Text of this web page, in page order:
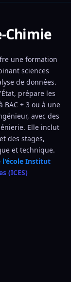
Chimie
une formation
sciences
de données.
prépare les
+ 3 ou à une
avec des
Elle inclut
des stages,
et technique.
l'école Institut
(ICES)